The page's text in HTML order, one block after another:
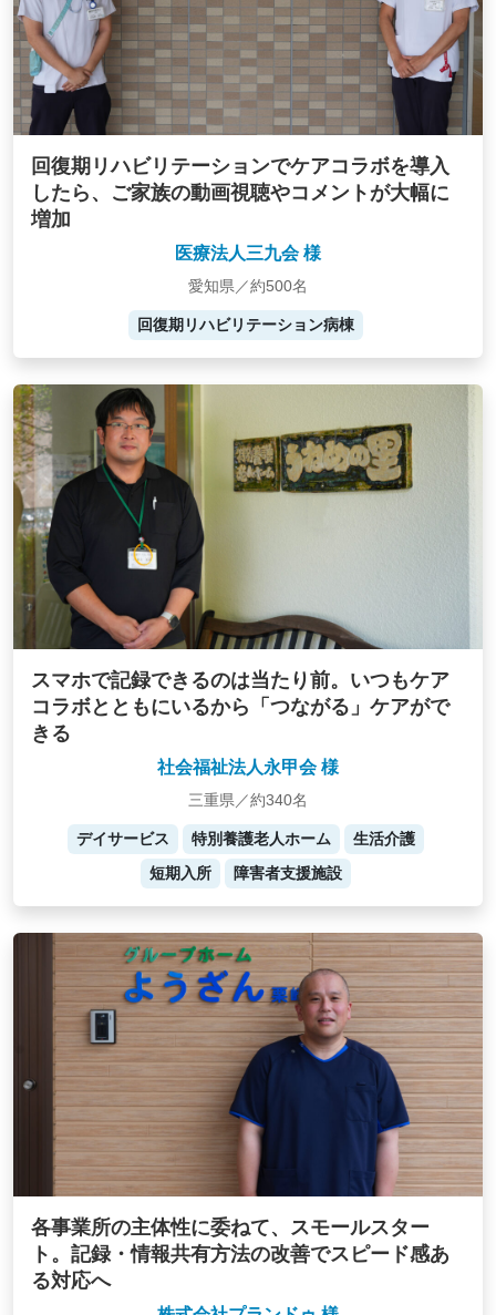
回復期リハビリテーションでケアコラボを導入
したら、ご家族の動画視聴やコメントが大幅に
増加
医療法人三九会 様
愛知県／約500名
回復期リハビリテーション病棟
スマホで記録できるのは当たり前。いつもケア
コラボとともにいるから「つながる」ケアがで
きる
社会福祉法人永甲会 様
三重県／約340名
デイサービス 特別養護老人ホーム
生活介護
短期入所
障害者支援施設
各事業所の主体性に委ねて、スモールスター
ト。記録・情報共有方法の改善でスピード感あ
る対応へ